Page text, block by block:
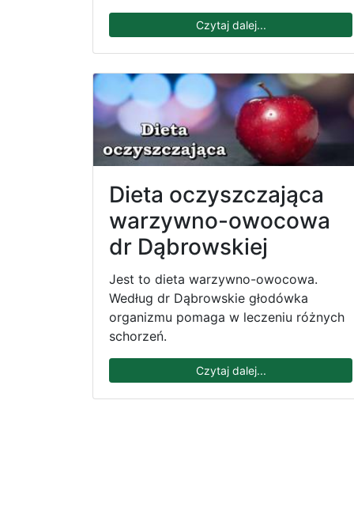
Czytaj dalej...
Dieta oczyszczająca
warzywno-owocowa
dr Dąbrowskiej
Jest to dieta warzywno-owocowa.
Według dr Dąbrowskie głodówka
organizmu pomaga w leczeniu różnych
schorzeń.
Czytaj dalej...